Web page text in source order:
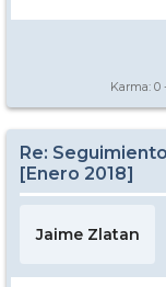
Karma: 0
Re:
[Enero 2018]
Jaime Zlatan